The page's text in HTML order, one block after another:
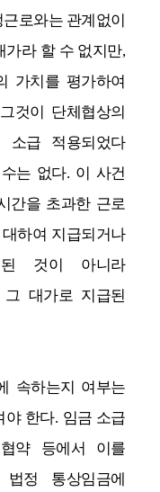
로와는 관계없이
가라 할 수 없지만,
가치를 평가하여
것이 단체협상의
소급 적용되었다
는 없다. 이 사건
간을 초과한 근로
하여 지급되거나
된 것이 아니라
대가로 지급된
속하는지 여부는
야 한다. 임금 소급
약 등에서 이를
정 통상임금에